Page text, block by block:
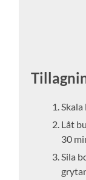
Låt
30
Sila